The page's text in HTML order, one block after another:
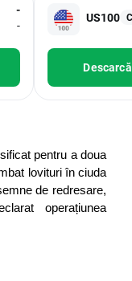
-
-
US100
pentru a doua
lovituri în ciuda
de redresare,
operațiunea